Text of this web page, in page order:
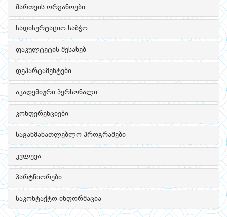
მართვის ორგანოები
სადისერტაციო საბჭო
ფაკულტეტის შესახებ
დეპარტამენტები
აკადემიური პერსონალი
კონფერენციები
საგანმანათლებლო პროგრამები
კვლევა
პარტნიორები
საკონტაქტო ინფორმაცია